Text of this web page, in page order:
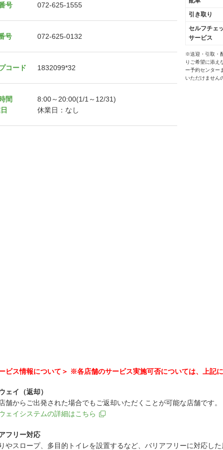
号 072-625-1555
号 072-625-0132
コード 1832099*32
間
8:00～20:00(1/1～12/31)
休業日：なし
引き取り
セルフチェ
サービス
※送迎・引取・
りご希望に添え
ー予約センター
いただけません
ビス情報について＞ ※各店舗のサービス実施可否については、上記
ェイ（返却）
舗からご出発された場合でもご返却いただくことが可能な店舗です。
ェイシステムの詳細はこちら
フリー対応
やスロープ、多目的トイレを設置するなど、バリアフリーに対応した